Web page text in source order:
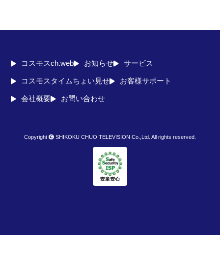
コスモスch.web お知らせ サービス
コスモスタイムちょい見せ お客様サポート
会社概要 お問い合わせ
Copyright SHIKOKU CHUO TELEVISION Co.,Ltd. All rights reserved.